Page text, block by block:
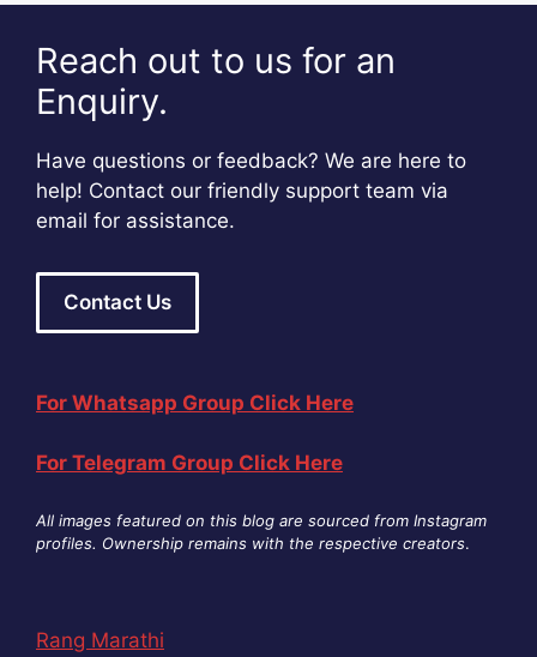
Reach out to us for an
Enquiry.
Have questions or feedback? We are here to
help! Contact our friendly support team via
email for assistance.
Contact Us
For Whatsapp Group Click Here
For Telegram Group Click Here
All images featured on this blog are sourced from Instagram
profiles. Ownership remains with the respective creators.
Rang Marathi